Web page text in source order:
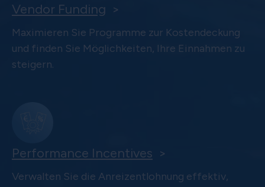
Vendor Funding >
Maximieren Sie Programme zur Kostendeckung
und finden Sie Möglichkeiten, Ihre Einnahmen zu
steigern.
Performance Incentives >
Verwalten Sie die Anreizentlohnung effektiv,